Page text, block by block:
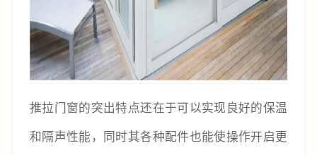
推拉门窗的突出特点还在于可以实现良好的保温
和隔声性能，同时其各种配件也能使操作开启更